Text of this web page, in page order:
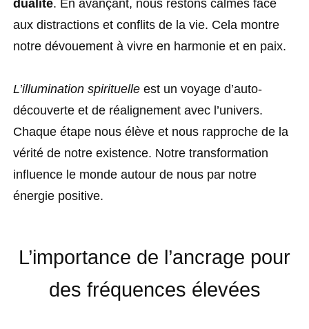
dualité. En avançant, nous restons calmes face
aux distractions et conflits de la vie. Cela montre
notre dévouement à vivre en harmonie et en paix.
L’illumination spirituelle est un voyage d’auto-
découverte et de réalignement avec l’univers.
Chaque étape nous élève et nous rapproche de la
vérité de notre existence. Notre transformation
influence le monde autour de nous par notre
énergie positive.
L’importance de l’ancrage pour
des fréquences élevées